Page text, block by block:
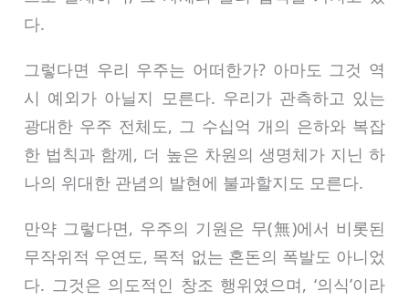
다.
그렇다면 우리 우주는 어떠한가? 아마도 그것 역
시 예외가 아닐지 모른다. 우리가 관측하고 있는
광대한 우주 전체도, 그 수십억 개의 은하와 복잡
한 법칙과 함께, 더 높은 차원의 생명체가 지닌 하
나의 위대한 관념의 발현에 불과할지도 모른다.
만약 그렇다면, 우주의 기원은 무(無)에서 비롯된
무작위적 우연도, 목적 없는 혼돈의 폭발도 아니었
다. 그것은 의도적인 창조 행위였으며, ‘의식’이라